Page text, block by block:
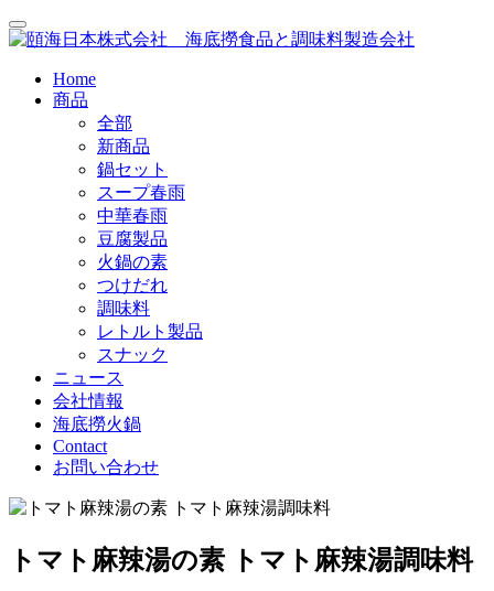
Home
商品
全部
新商品
鍋セット
スープ春雨
中華春雨
豆腐製品
火鍋の素
つけだれ
調味料
レトルト製品
スナック
ニュース
会社情報
海底撈火鍋
Contact
お問い合わせ
トマト麻辣湯の素 トマト麻辣湯調味料